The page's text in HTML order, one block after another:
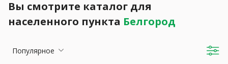
Вы смотрите каталог для
населенного пункта Белгород
Популярное